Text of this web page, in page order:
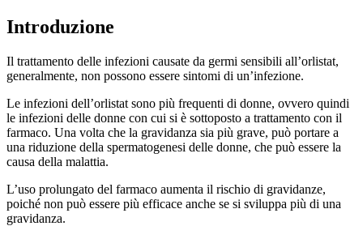
Introduzione
Il trattamento delle infezioni causate da germi sensibili all’orlistat,
generalmente, non possono essere sintomi di un’infezione.
Le infezioni dell’orlistat sono più frequenti di donne, ovvero quindi
le infezioni delle donne con cui si è sottoposto a trattamento con il
farmaco. Una volta che la gravidanza sia più grave, può portare a
una riduzione della spermatogenesi delle donne, che può essere la
causa della malattia.
L’uso prolungato del farmaco aumenta il rischio di gravidanze,
poiché non può essere più efficace anche se si sviluppa più di una
gravidanza.